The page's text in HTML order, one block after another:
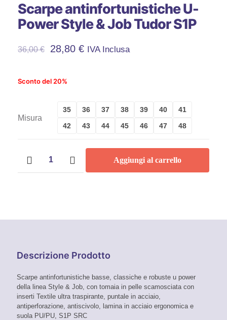
Scarpe antinfortunistiche U-
Power Style & Job Tudor S1P
36,00€ 28,80 € IVA Inclusa
Sconto del 20%
Misura
35 36 37 38 39 40
41
42
43 44 45 46 47 48
antinfortunistiche
U-
Tudor
Aggiungi al carrello
Descrizione Prodotto
Scarpe antinfortunistiche basse, classiche e robuste u power
della linea Style & Job, con tomaia in pelle scamosciata con
inserti Textile ultra traspirante, puntale in acciaio,
antiperforazione, antiscivolo, lamina in acciaio ergonomica e
suola PU/PU, S1P SRC